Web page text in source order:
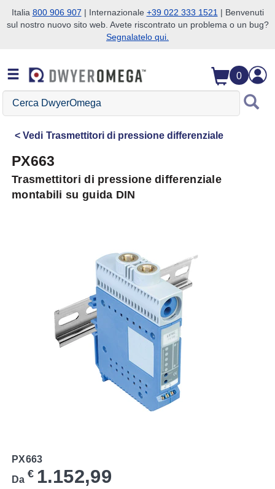
Salta alla ricerca
Salta al contenuto principale
Salta alla navigazione
Italia 800 906 907 | Internazionale +39 022 333 1521 | Benvenuti
sul nostro nuovo sito web. Avete riscontrato un problema o un bug?
Segnalatelo qui.
0
Cerca
DwyerOmega
Vedi Trasmettitori di pressione differenziale
PX663
Trasmettitori di pressione differenziale
montabili su guida DIN
PX663
Da € 1.152,99